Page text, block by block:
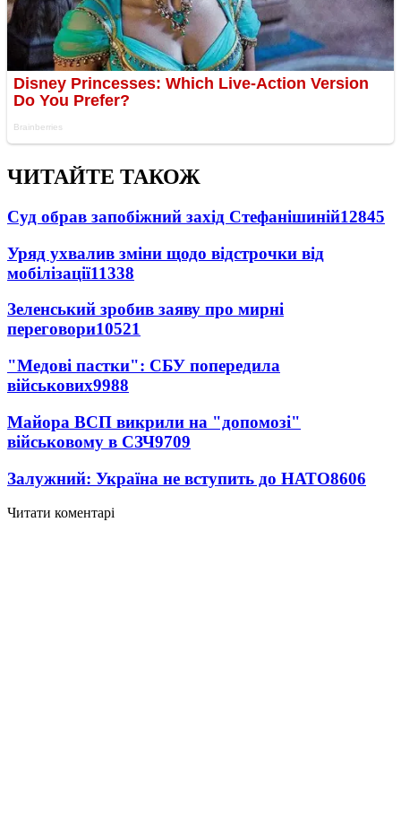
ЧИТАЙТЕ ТАКОЖ
Суд обрав запобіжний захід Стефанішиній12845
Уряд ухвалив зміни щодо відстрочки від
мобілізації11338
Зеленський зробив заяву про мирні
переговори10521
"Медові пастки": СБУ попередила
військових9988
Майора ВСП викрили на "допомозі"
військовому в СЗЧ9709
Залужний: Україна не вступить до НАТО8606
Читати коментарі